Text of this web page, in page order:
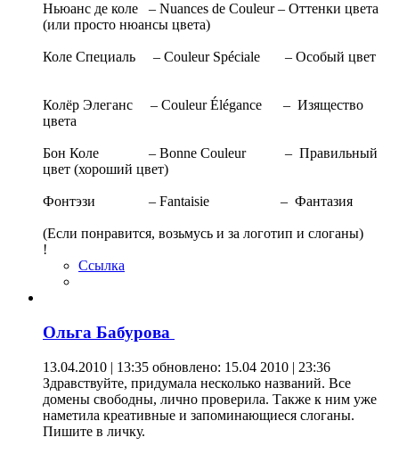
Ньюанс де коле – Nuances de Couleur – Оттенки цвета
(или просто нюансы цвета)
Коле Специаль – Couleur Spéciale – Особый цвет
Колёр Элеганс – Couleur Élégance – Изящество
цвета
Бон Коле – Bonne Couleur – Правильный
цвет (хороший цвет)
Фонтэзи – Fantaisie – Фантазия
(Если понравится, возьмусь и за логотип и слоганы)
!
Ссылка
Ольга Бабурова
13.04.2010 | 13:35 обновлено: 15.04 2010 | 23:36
Здравствуйте, придумала несколько названий. Все
домены свободны, лично проверила. Также к ним уже
наметила креативные и запоминающиеся слоганы.
Пишите в личку.